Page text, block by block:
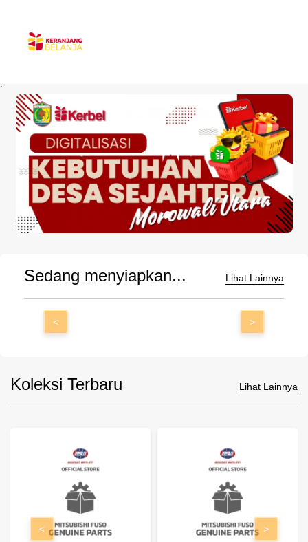
`
Sedang menyiapkan... Lihat Lainnya
< >
Koleksi Terbaru Lihat Lainnya
< >